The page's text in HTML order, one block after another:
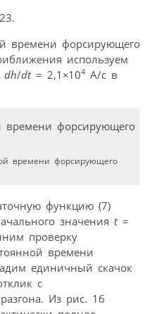
времени форсирующего
используем
dh/dt= 2,1 ×104 A/c в
времени форсирующего
функцию (7)
значения t=
проверку
времени
единичный скачок
с
Из рис. 16